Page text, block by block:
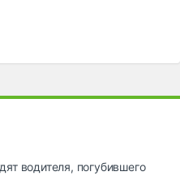
водителя, погубившего